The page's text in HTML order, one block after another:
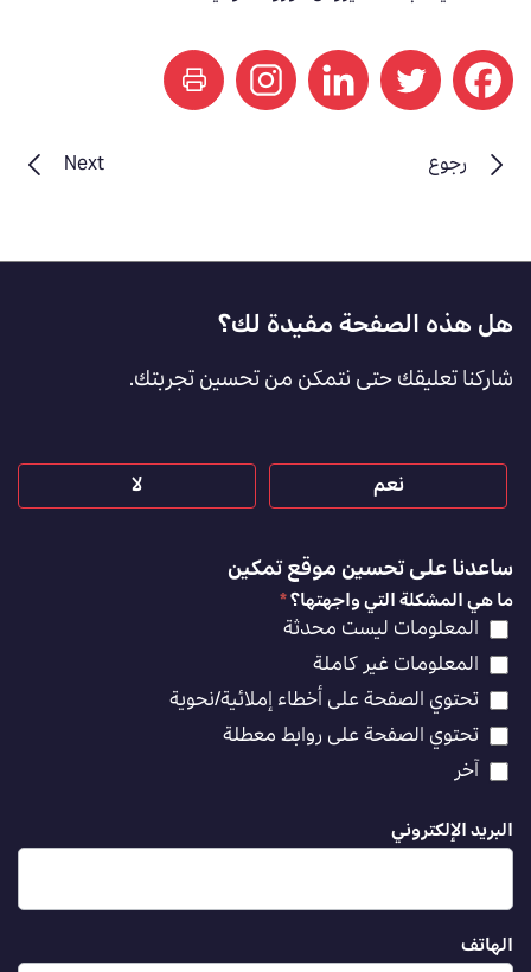
print
Next رجوع
Footer
Feedback
[AR]
هل هذه الصفحة مفيدة لك؟
شاركنا تعليقك حتى نتمكن من تحسين تجربتك.
نعم لا
ساعدنا على تحسين موقع تمكين
ما هي المشكلة التي واجهتها؟*
المعلومات ليست محدثة
المعلومات غير كاملة
تحتوي الصفحة على أخطاء إملائية/نحوية
تحتوي الصفحة على روابط معطلة
آخر
البريد الإلكتروني
الهاتف